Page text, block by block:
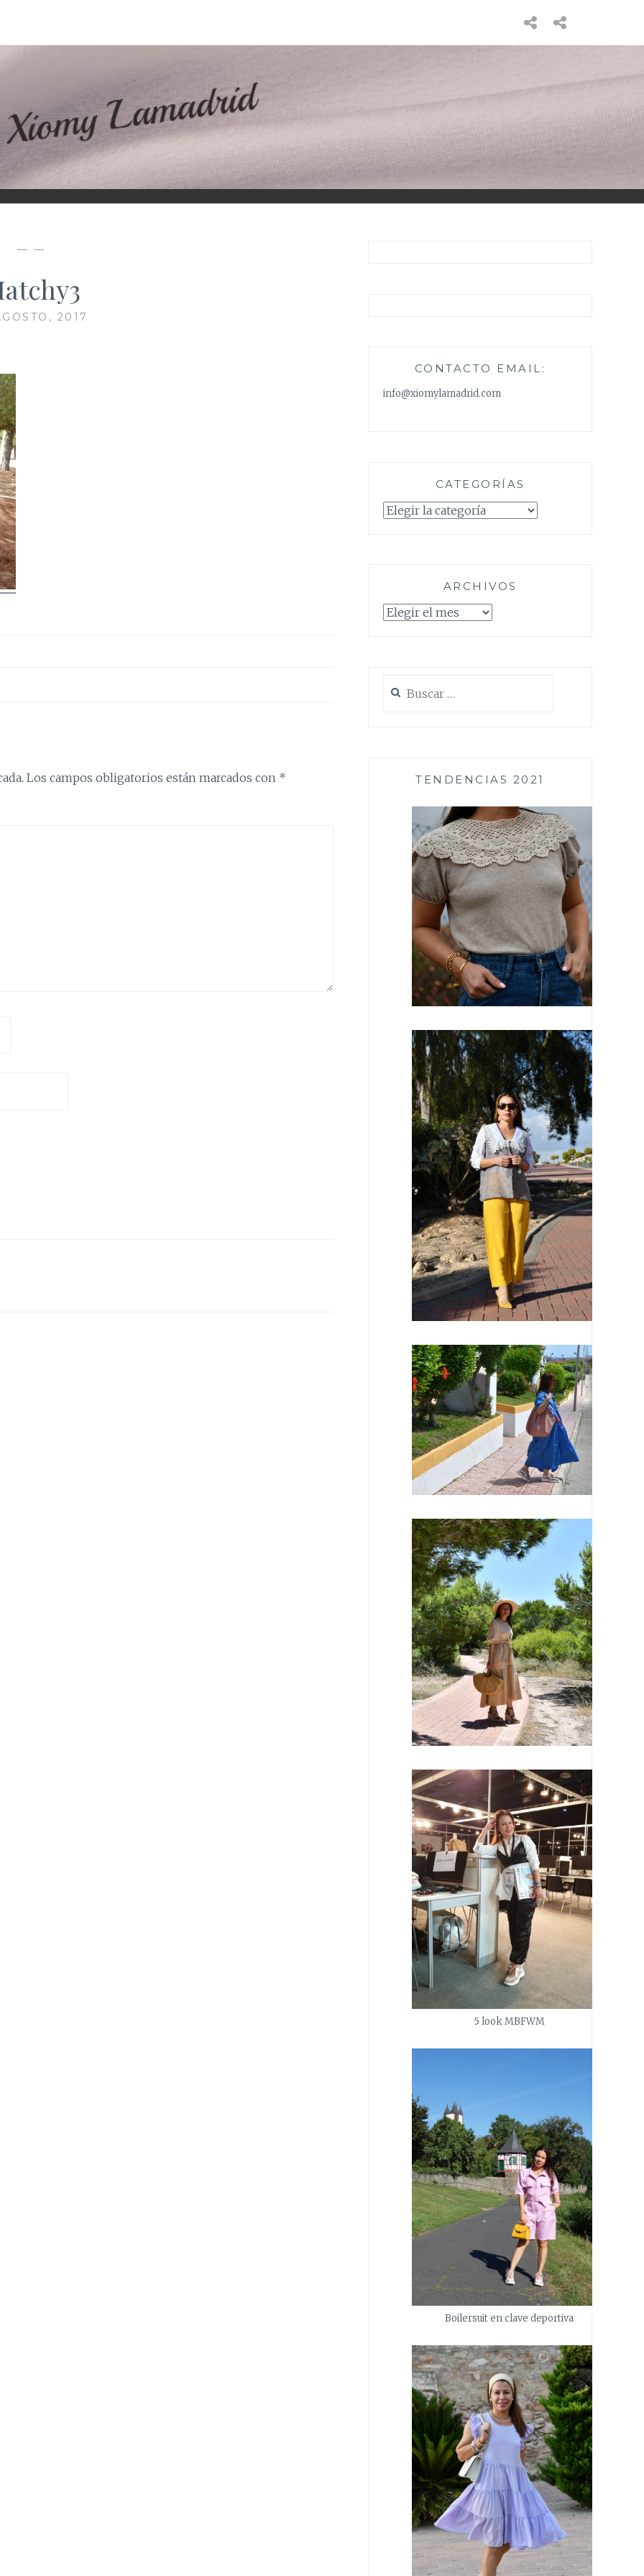
INICIO
— —
2017
Los campos obligatorios están marcados con *
CONTACTO EMAIL:
info@xiomylamadrid.com
CATEGORÍAS
Categorías
ARCHIVOS
Archivos
TENDENCIAS 2021
5 look MBFWM
Boilersuit en clave deportiva